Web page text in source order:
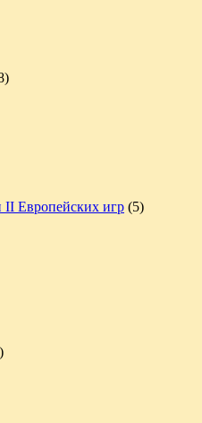
Европейских игр (5)